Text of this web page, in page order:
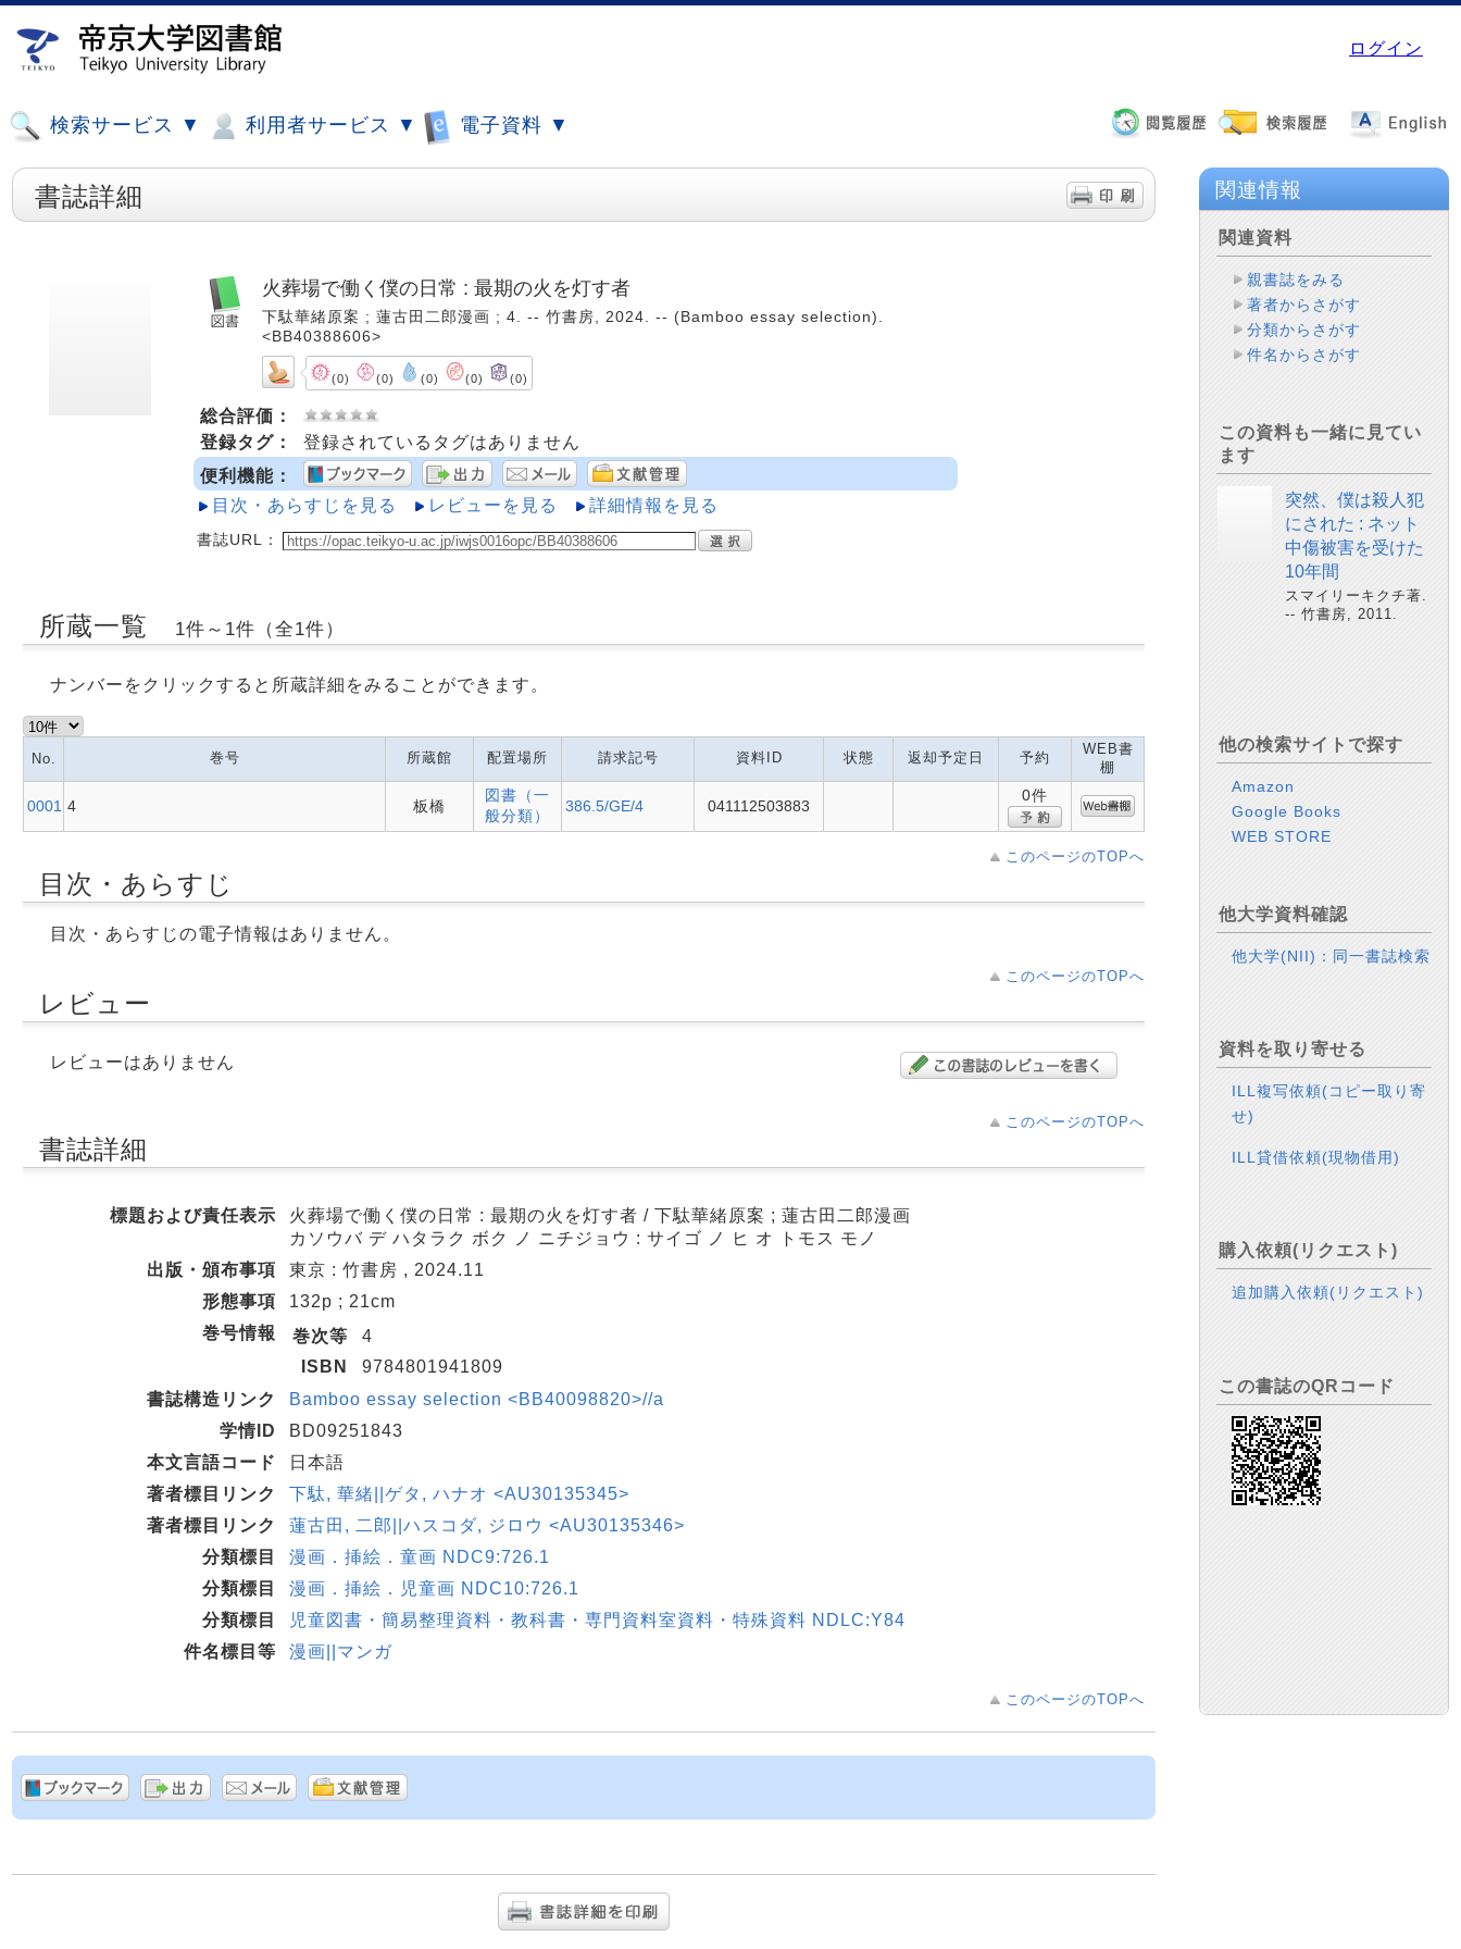
ログイン
検索サービス ▼ 利用者サービス ▼ 電子資料 ▼
書誌詳細
火葬場で働く僕の日常 : 最期の火を灯す者
下駄華緒原案 ; 蓮古田二郎漫画 ; 4. -- 竹書房, 2024. -- (Bamboo essay selection).
<BB40388606>
(0) (0) (0) (0) (0)
総合評価：
登録タグ：
登録されているタグはありません
便利機能：
目次・あらすじを見る
レビューを見る 詳細情報を見る
書誌URL：
所蔵一覧 1件～1件（全1件）
ナンバーをクリックすると所蔵詳細をみることができます。
No. 巻号 所蔵館 配置場所 請求記号 資料ID 状態 返却予定日 予約
WEB書
棚
0001 4 板橋
図書（一
般分類）
386.5/GE/4 041112503883
0件
このページのTOPへ
目次・あらすじ
目次・あらすじの電子情報はありません。
このページのTOPへ
レビュー
レビューはありません
このページのTOPへ
書誌詳細
標題および責任表示
火葬場で働く僕の日常 : 最期の火を灯す者 / 下駄華緒原案 ; 蓮古田二郎漫画
カソウバ デ ハタラク ボク ノ ニチジョウ : サイゴ ノ ヒ オ トモス モノ
出版・頒布事項
東京 : 竹書房 , 2024.11
形態事項
132p ; 21cm
巻号情報
巻次等
4
ISBN
9784801941809
書誌構造リンク
Bamboo essay selection <BB40098820>//a
学情ID
BD09251843
本文言語コード
日本語
著者標目リンク
下駄, 華緒||ゲタ, ハナオ <AU30135345>
著者標目リンク
蓮古田, 二郎||ハスコダ, ジロウ <AU30135346>
分類標目
漫画．挿絵．童画 NDC9:726.1
分類標目
漫画．挿絵．児童画 NDC10:726.1
分類標目
児童図書・簡易整理資料・教科書・専門資料室資料・特殊資料 NDLC:Y84
件名標目等
漫画||マンガ
このページのTOPへ
関連情報
関連資料
親書誌をみる
著者からさがす
分類からさがす
件名からさがす
この資料も一緒に見てい
ます
突然、僕は殺人犯
にされた : ネット
中傷被害を受けた
10年間
スマイリーキクチ著.
-- 竹書房, 2011.
他の検索サイトで探す
Amazon
Google Books
WEB STORE
他大学資料確認
他大学(NII)：同一書誌検索
資料を取り寄せる
ILL複写依頼(コピー取り寄
せ)
ILL貸借依頼(現物借用)
購入依頼(リクエスト)
追加購入依頼(リクエスト)
この書誌のQRコード